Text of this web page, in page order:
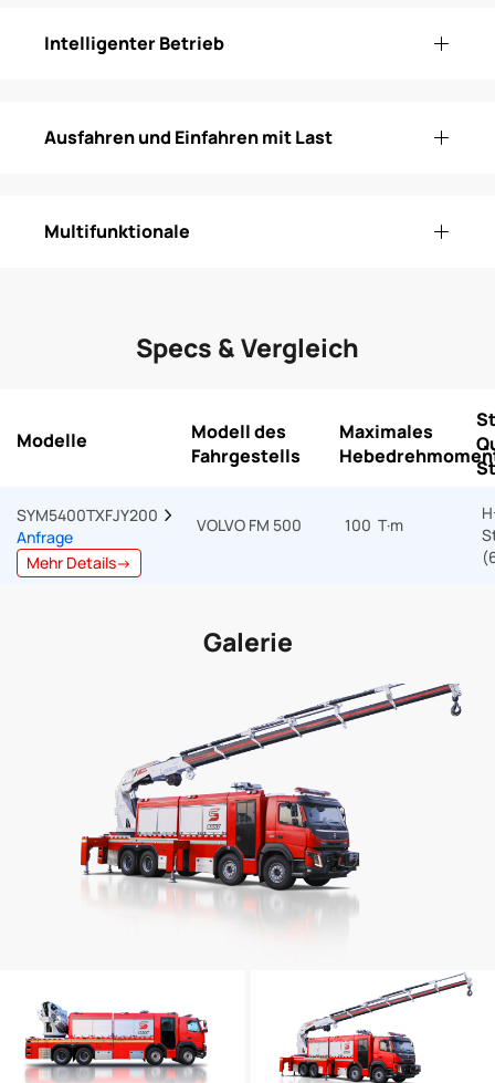
Intelligenter Betrieb
Ausfahren und Einfahren mit Last
Multifunktionale
Specs & Vergleich
Modelle
Modell des
Fahrgestells
Maximales
SYM5400TXFJY200
Anfrage
Mehr Details→
VOLVO FM 500 100 T·m
Galerie